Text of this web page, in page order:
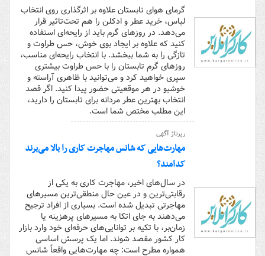
گرمای هوای تابستان علاوه بر اثرگذاری روی انتخاب
لباس، خرید عطر و ادکلن را هم تحت‌تاثیر قرار
می‌دهد. در روزهای گرم باید از رایحه‌ای استفاده
کنید که علاوه بر ایجاد بوی خوش، حس طراوت و
تازگی را به شما ببخشد. با انتخاب رایحه‌ای مناسب،
روزهای گرم تابستان را با حس طراوت بیشتری
سپری خواهید کرد و می‌توانید با ظاهری آراسته و
خوشبو در هر موقعیتی حضور پیدا کنید.‌ اگر قصد
انتخاب بهترین عطر مردانه برای تابستان را دارید،
این مطلب مختص شما است.
رپرتاژ آگهی
مهارت‌هایی که شانس مهاجرت کاری را بالا می‌برند
کدامند؟
در سال‌های اخیر، مهاجرت کاری به یکی از
رقابتی‌ترین و در عین حال منطقی‌ترین مسیرهای
مهاجرتی تبدیل شده است. بسیاری از افراد ترجیح
می‌دهند به جای اتکا به مسیرهای پرهزینه یا
زمان‌بر، با تکیه بر توانایی‌های حرفه‌ای خود وارد بازار
کار کشور مقصد شوند. اما یک پرسش اساسی
همواره مطرح است: چه مهارت‌هایی واقعاً شانس